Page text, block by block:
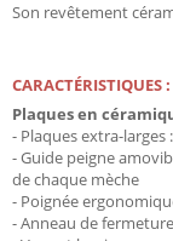
Son revêtement
CARACTÉRISTIQUES :
Plaques en
- Plaques extra-larges
- Guide peigne
de chaque mèche
- Poignée
- Anneau de